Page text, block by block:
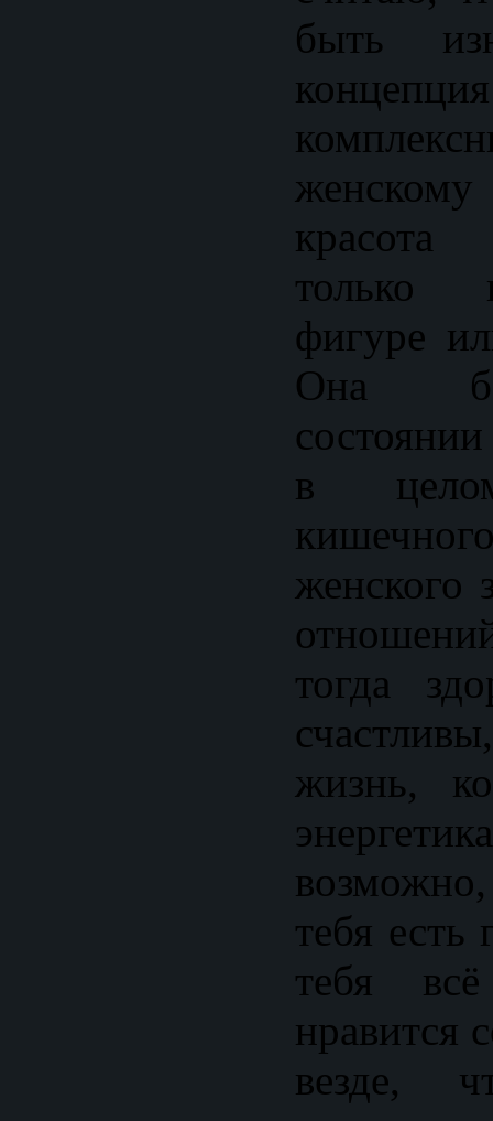
быть
красота
только
фигуре
Она
в
женского
тогда
жизнь,
тебя есть
тебя
нравится
везде,